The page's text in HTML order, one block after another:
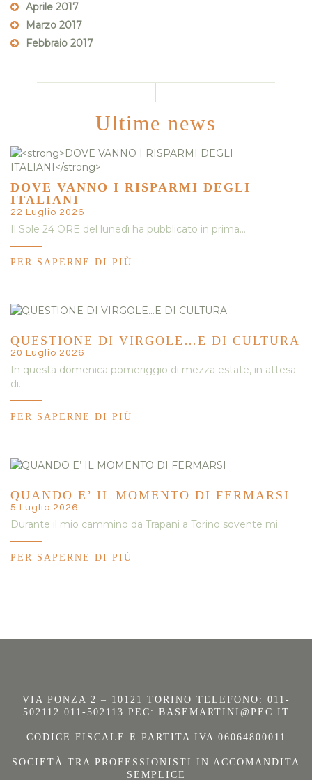
Aprile 2017
Marzo 2017
Febbraio 2017
Ultime news
DOVE VANNO I RISPARMI DEGLI
ITALIANI
22 Luglio 2026
Il Sole 24 ORE del lunedì ha pubblicato in prima…
PER SAPERNE DI PIÙ
QUESTIONE DI VIRGOLE…E DI CULTURA
20 Luglio 2026
In questa domenica pomeriggio di mezza estate, in attesa
di…
PER SAPERNE DI PIÙ
QUANDO E’ IL MOMENTO DI FERMARSI
5 Luglio 2026
Durante il mio cammino da Trapani a Torino sovente mi…
PER SAPERNE DI PIÙ
VIA PONZA 2 – 10121 TORINO TELEFONO: 011-
502112 011-502113 PEC: BASEMARTINI@PEC.IT
CODICE FISCALE E PARTITA IVA 06064800011
SOCIETÀ TRA PROFESSIONISTI IN ACCOMANDITA
SEMPLICE